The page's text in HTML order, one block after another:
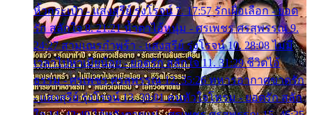
หิ้วกระเป๋า - แสงสุรีย์ รุ่งโรจน์ 7. 17:57 รักเผื่อเลือก - ยอด
รัก สลักใจ 8. 21:21 น้ำตาไอ้หนุ่ม - ศรเพชร ศรสุพรรณ 9.
24:27 สามเณรกำพร้า - แสงสุรีย์ รุ่งโรจน์ 10. 28:08 ไม่มี
เวลาไปหาเมียน้อย - ยอดรัก สลักใจ 11. 31:29 ชีวิตไอ้
ธรรม - ศรเพชร ศรสุพรรณ 12. 35:26 ทหารอากาศขาดรัก
- แสงสุรีย์ รุ่งโรจน์ 13. 39:01 คนหัวใจโทรม - ยอดรัก สลัก